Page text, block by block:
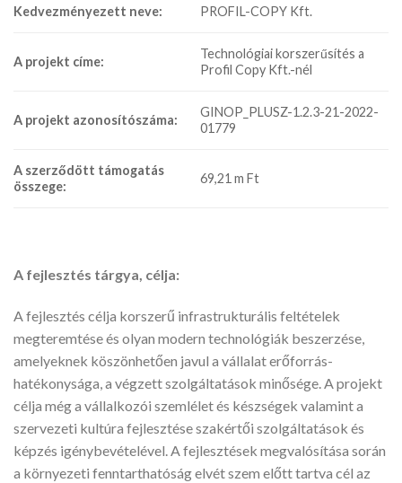
Kedvezményezett neve: PROFIL-COPY Kft.
A projekt címe:
Technológiai korszerűsítés a
Profil Copy Kft.-nél
A projekt azonosítószáma:
GINOP_PLUSZ-1.2.3-21-2022-
01779
A szerződött támogatás
összege:
69,21 m Ft
A fejlesztés tárgya, célja:
A fejlesztés célja korszerű infrastrukturális feltételek
megteremtése és olyan modern technológiák beszerzése,
amelyeknek köszönhetően javul a vállalat erőforrás-
hatékonysága, a végzett szolgáltatások minősége. A projekt
célja még a vállalkozói szemlélet és készségek valamint a
szervezeti kultúra fejlesztése szakértői szolgáltatások és
képzés igénybevételével. A fejlesztések megvalósítása során
a környezeti fenntarthatóság elvét szem előtt tartva cél az